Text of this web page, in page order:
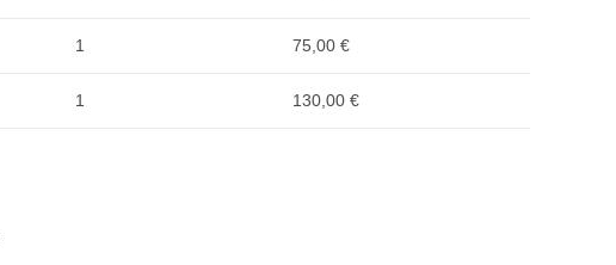
1 75,00 €
1 130,00 €